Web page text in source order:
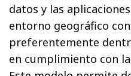
datos y las
entorno geográfico
preferentemente
en cumplimiento con